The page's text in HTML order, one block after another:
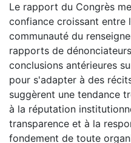
Le rapport du Congrès
confiance croissant
communauté du
rapports de
conclusions antérieures
pour s'adapter à des
suggèrent une tendance
à la réputation
transparence et à la
fondement de toute